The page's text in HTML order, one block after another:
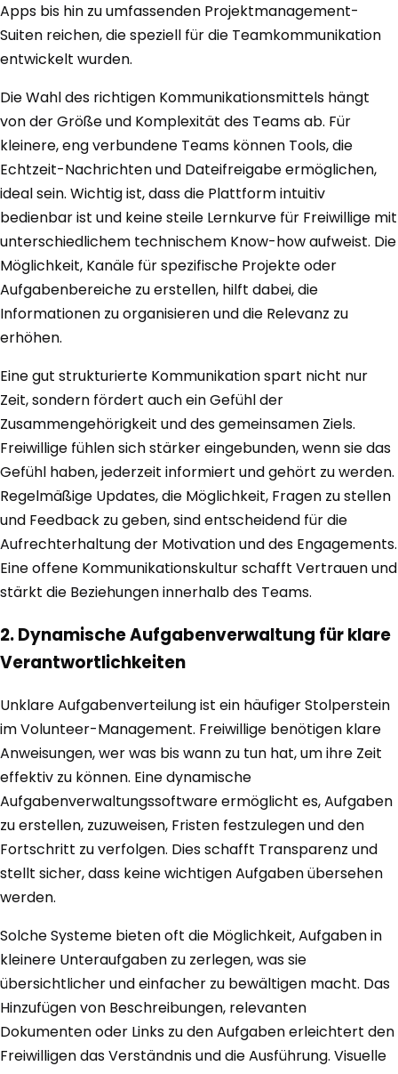
Apps bis hin zu umfassenden Projektmanagement-
Suiten reichen, die speziell für die Teamkommunikation
entwickelt wurden.
Die Wahl des richtigen Kommunikationsmittels hängt
von der Größe und Komplexität des Teams ab. Für
kleinere, eng verbundene Teams können Tools, die
Echtzeit-Nachrichten und Dateifreigabe ermöglichen,
ideal sein. Wichtig ist, dass die Plattform intuitiv
bedienbar ist und keine steile Lernkurve für Freiwillige mit
unterschiedlichem technischem Know-how aufweist. Die
Möglichkeit, Kanäle für spezifische Projekte oder
Aufgabenbereiche zu erstellen, hilft dabei, die
Informationen zu organisieren und die Relevanz zu
erhöhen.
Eine gut strukturierte Kommunikation spart nicht nur
Zeit, sondern fördert auch ein Gefühl der
Zusammengehörigkeit und des gemeinsamen Ziels.
Freiwillige fühlen sich stärker eingebunden, wenn sie das
Gefühl haben, jederzeit informiert und gehört zu werden.
Regelmäßige Updates, die Möglichkeit, Fragen zu stellen
und Feedback zu geben, sind entscheidend für die
Aufrechterhaltung der Motivation und des Engagements.
Eine offene Kommunikationskultur schafft Vertrauen und
stärkt die Beziehungen innerhalb des Teams.
2. Dynamische Aufgabenverwaltung für klare
Verantwortlichkeiten
Unklare Aufgabenverteilung ist ein häufiger Stolperstein
im Volunteer-Management. Freiwillige benötigen klare
Anweisungen, wer was bis wann zu tun hat, um ihre Zeit
effektiv zu können. Eine dynamische
Aufgabenverwaltungssoftware ermöglicht es, Aufgaben
zu erstellen, zuzuweisen, Fristen festzulegen und den
Fortschritt zu verfolgen. Dies schafft Transparenz und
stellt sicher, dass keine wichtigen Aufgaben übersehen
werden.
Solche Systeme bieten oft die Möglichkeit, Aufgaben in
kleinere Unteraufgaben zu zerlegen, was sie
übersichtlicher und einfacher zu bewältigen macht. Das
Hinzufügen von Beschreibungen, relevanten
Dokumenten oder Links zu den Aufgaben erleichtert den
Freiwilligen das Verständnis und die Ausführung. Visuelle